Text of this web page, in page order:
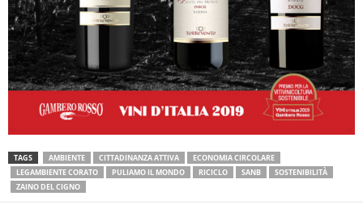
TAGS AMBIENTE CITTADINANZA ATTIVA
ECONOMIA CIRCOLARE
LEGAMBIENTE CORATO
PULIAMO IL MONDO RICICLO SANB
SOSTENIBILITÀ
ZAINO DEL CIGNO